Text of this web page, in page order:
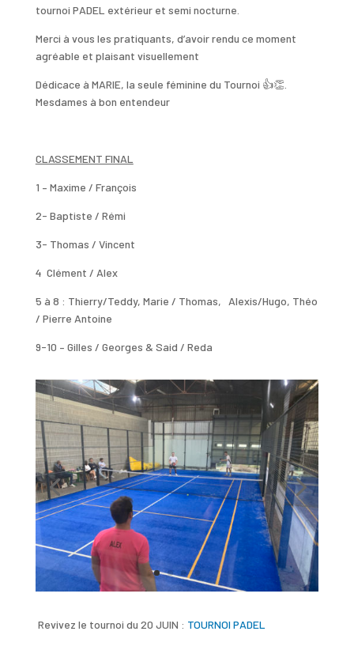
tournoi PADEL extérieur et semi nocturne.
Merci à vous les pratiquants, d’avoir rendu ce moment
agréable et plaisant visuellement
Dédicace à MARIE, la seule féminine du Tournoi 👍👏
Mesdames à bon entendeur
CLASSEMENT FINAL
1 – Maxime / François
2- Baptiste / Rémi
3- Thomas / Vincent
4 Clément / Alex
5 à 8 : Thierry/Teddy, Marie / Thomas, Alexis/Hugo, Théo
/ Pierre Antoine
9-10 – Gilles / Georges & Said / Reda
Revivez le tournoi du 20 JUIN : TOURNOI PADEL